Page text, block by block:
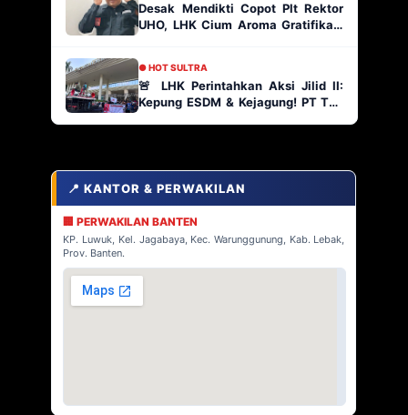
Desak Mendikti Copot Plt Rektor
UHO, LHK Cium Aroma Gratifikasi
● HOT SULTRA
🚨 LHK Perintahkan Aksi Jilid II:
Kepung ESDM & Kejagung! PT TJA
📍 KANTOR & PERWAKILAN
🏢 PERWAKILAN BANTEN
KP. Luwuk, Kel. Jagabaya, Kec. Warunggunung, Kab. Lebak,
Prov. Banten.